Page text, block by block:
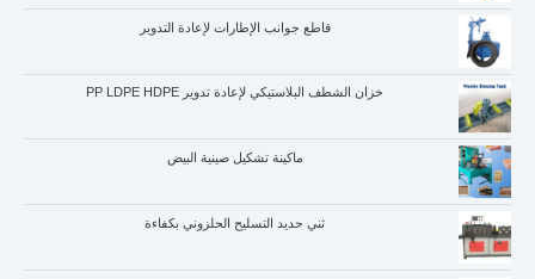
قاطع جوانب الإطارات لإعادة التدوير
خزان الشطف البلاستيكي لإعادة تدوير PP LDPE HDPE
ماكينة تشكيل صينية البيض
ثني حديد التسليح الحلزوني بكفاءة